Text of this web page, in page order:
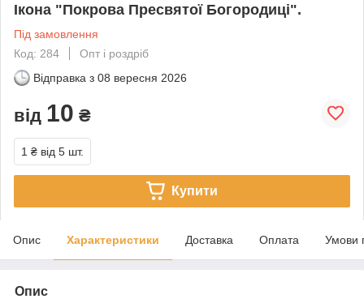
Ікона "Покрова Пресвятої Богородиці".
Під замовлення
Код: 284
Опт і роздріб
Відправка з 08 вересня 2026
від 10 ₴
1 ₴ від 5 шт.
Купити
Опис Характеристики Доставка Оплата Умови
Опис